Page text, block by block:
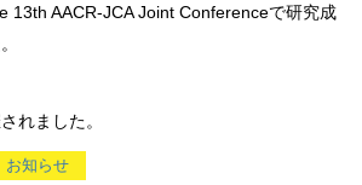
13th AACR-JCA Joint Conferenceで研究成
れました。
お知らせ